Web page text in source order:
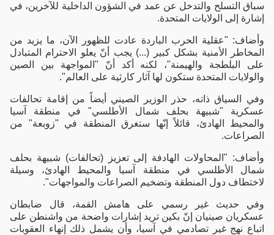
سباق التسلح والتدخل عن عمد في الشؤون الداخلية للآخرين، في
إشارة إلى الولايات المتحدة.
وأضاف: "عقلية الحرب الباردة عادت للظهور الآن، ما يزيد من
المخاطر الأمنية بشكل كبير (...) يجب أنّ يعلو الاحترام المتبادل
على البلطجة والهيمنة"، لكنه أكد أنّ "المواجهة بين الصين
والولايات المتحدة ستكون لها آثار كارثية على العالم".
وفي السياق ذاته، حذر الوزير الصيني أيضاً من إقامة تحالفات
عسكرية "شبيهة بحلف شمال الأطلسي" في منطقة آسيا
والمحيط الهادئ، قائلاً إنّها ستغرق المنطقة في "زوبعة" من
الصراعات.
وأضاف: "المحاولات الهادفة إلى تعزيز (تحالفات) شبيهة بحلف
شمال الأطلسي في منطقة آسيا والمحيط الهادئ، وسيلة
لاختطاف دول المنطقة وتضخيم الصراعات والمواجهات".
وفي حديث غير رسمي على هامش القمة، قال ضابطان
عسكريان صينيان إنّ بكين تريد إشارات واضحة من واشنطن على
اتباع نهج غير تصادمي في آسيا، وأن يشمل ذلك إنهاء العقوبات